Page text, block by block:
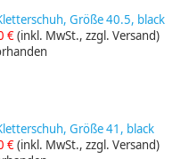
Größe 40.5, black
€(inkl. MwSt., zzgl. Versand)
Größe 41, black
€(inkl. MwSt., zzgl. Versand)